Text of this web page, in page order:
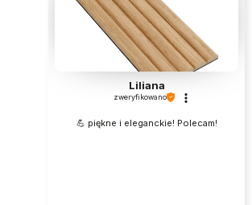
Liliana
zweryfikowano
💪 piękne i eleganckie! Polecam!